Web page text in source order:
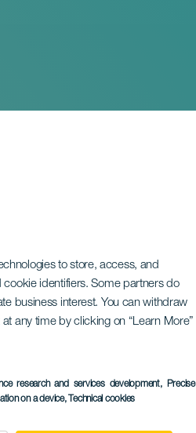
to store, access, and
identifiers. Some partners do
business interest. You can withdraw
any time by clicking on “Learn More”
research and services development, Precise
on a device, Technical cookies